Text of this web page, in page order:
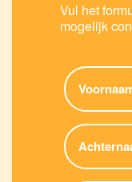
Vul het
mogelijk